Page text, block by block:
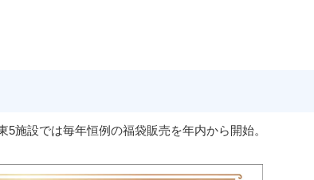
施設では毎年恒例の福袋販売を年内から開始。